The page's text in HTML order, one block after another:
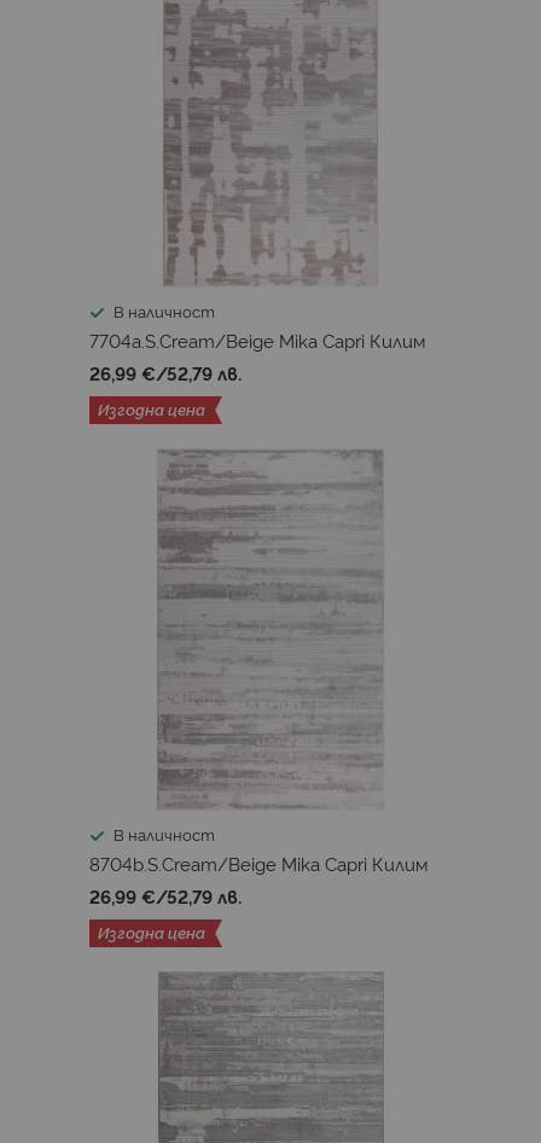
В наличност
7704a.S.Cream/Beige Mika Capri Килим
26,99 €/52,79 лв.
Изгодна цена
В наличност
8704b.S.Cream/Beige Mika Capri Килим
26,99 €/52,79 лв.
Изгодна цена